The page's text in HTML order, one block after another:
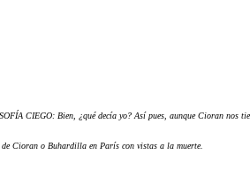
CIEGO: Bien, ¿qué decía yo? Así pues, aunque Cioran nos
de Cioran o Buhardilla en París con vistas a la muerte.